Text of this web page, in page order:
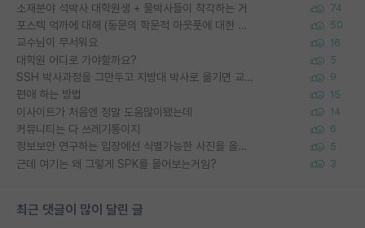
소재분야 석박사 대학원생 + 물박사들이 착각하는 거 74
포스텍 억까에 대해 (동문의 학문적 아웃풋에 대한 반박) 50
교수님이 무서워요 16
대학원 어디로 가야할까요? 5
SSH 박사과정을 그만두고 지방대 박사로 옮기면 교수의 꿈은 끝일까요? 9
편애 하는 방법 15
이사이트가 처음엔 정말 도움많이됐는데 14
커뮤니티는 다 쓰레기통이지 6
정보보안 연구하는 입장에선 식별가능한 사진을 올리는건 비추이긴함 5
근데 여기는 왜 그렇게 SPK를 물어보는거임? 3
최근 댓글이 많이 달린 글